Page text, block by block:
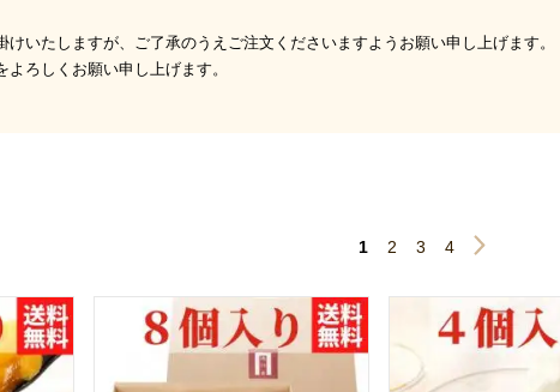
けいたしますが、ご了承のうえご注文くださいますようお願い申し上げます。
ろしくお願い申し上げます。
1 2 3 4